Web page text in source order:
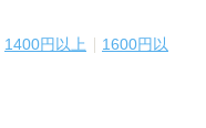
1400円以上
1600円以